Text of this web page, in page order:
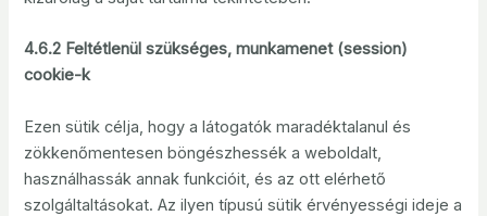
4.6.2 Feltétlenül szükséges, munkamenet (session)
cookie-k
Ezen sütik célja, hogy a látogatók maradéktalanul és
zökkenőmentesen böngészhessék a weboldalt,
használhassák annak funkcióit, és az ott elérhető
szolgáltaltásokat. Az ilyen típusú sütik érvényességi ideje a